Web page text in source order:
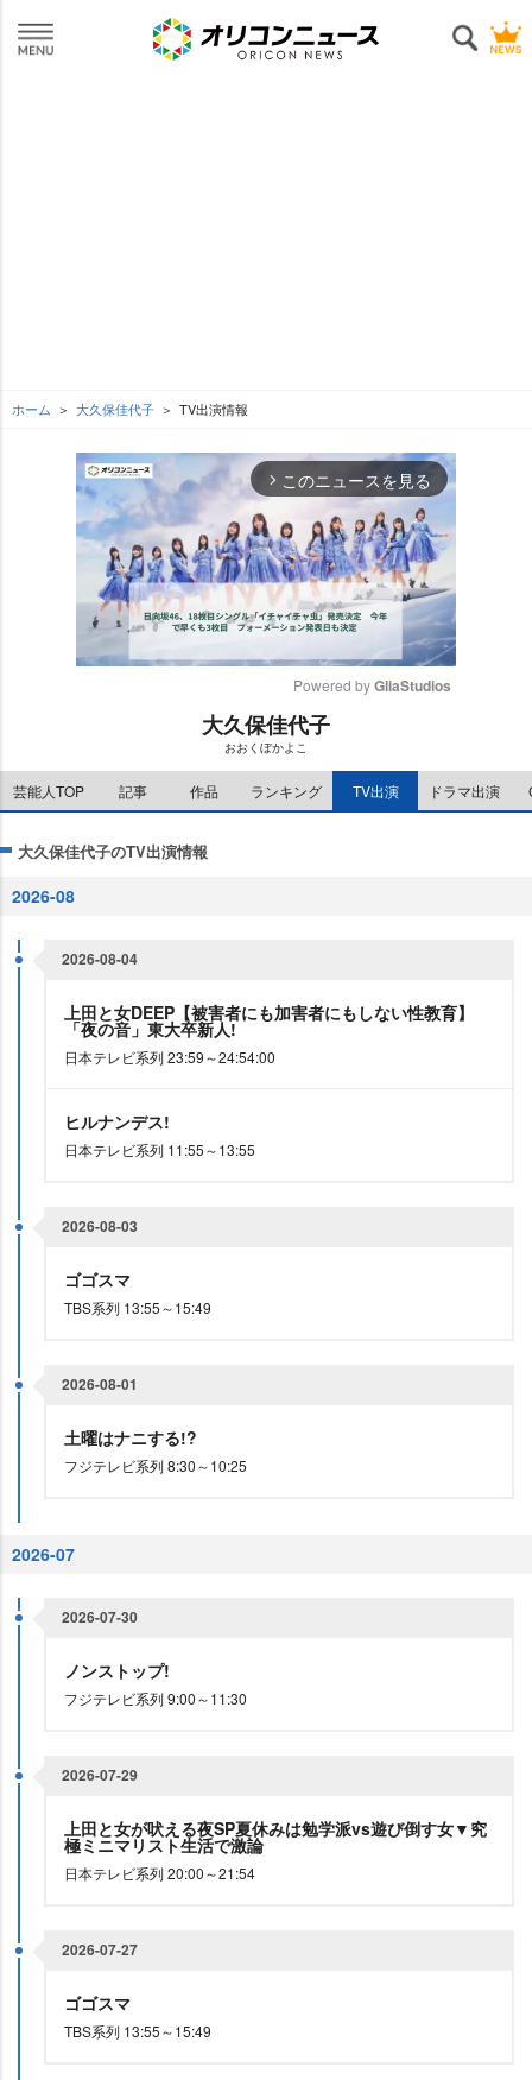
ホーム 大久保佳代子 TV出演情報
arrow_forward_ios このニュースを見る
e
Powered by GliaStudios
大久保佳代子
おおくぼかよこ
芸能人TOP 記事 作品 ランキング TV出演 ドラマ出演
大久保佳代子のTV出演情報
2026-08
2026-08-04
上田と女DEEP【被害者にも加害者にもしない性教育】
「夜の音」東大卒新人!
日本テレビ系列 23:59～24:54:00
ヒルナンデス!
日本テレビ系列 11:55～13:55
2026-08-03
ゴゴスマ
TBS系列 13:55～15:49
2026-08-01
土曜はナニする!?
フジテレビ系列 8:30～10:25
2026-07
2026-07-30
ノンストップ!
フジテレビ系列 9:00～11:30
2026-07-29
上田と女が吠える夜SP夏休みは勉学派vs遊び倒す女▼究
極ミニマリスト生活で激論
日本テレビ系列 20:00～21:54
2026-07-27
ゴゴスマ
TBS系列 13:55～15:49